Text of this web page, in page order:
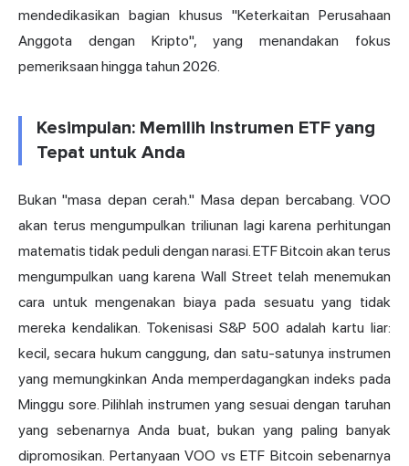
mendedikasikan bagian khusus "Keterkaitan Perusahaan
Anggota dengan Kripto", yang menandakan fokus
pemeriksaan hingga tahun 2026.
Kesimpulan: Memilih Instrumen ETF yang
Tepat untuk Anda
Bukan "masa depan cerah." Masa depan bercabang. VOO
akan terus mengumpulkan triliunan lagi karena perhitungan
matematis tidak peduli dengan narasi. ETF Bitcoin akan terus
mengumpulkan uang karena Wall Street telah menemukan
cara untuk mengenakan biaya pada sesuatu yang tidak
mereka kendalikan. Tokenisasi S&P 500 adalah kartu liar:
kecil, secara hukum canggung, dan satu-satunya instrumen
yang memungkinkan Anda memperdagangkan indeks pada
Minggu sore. Pilihlah instrumen yang sesuai dengan taruhan
yang sebenarnya Anda buat, bukan yang paling banyak
dipromosikan. Pertanyaan VOO vs ETF Bitcoin sebenarnya